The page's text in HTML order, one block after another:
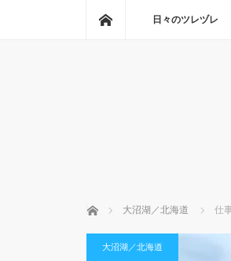
ホーム日々のツレヅレ
ホーム 大沼湖／北海道 仕
大沼湖／北海道